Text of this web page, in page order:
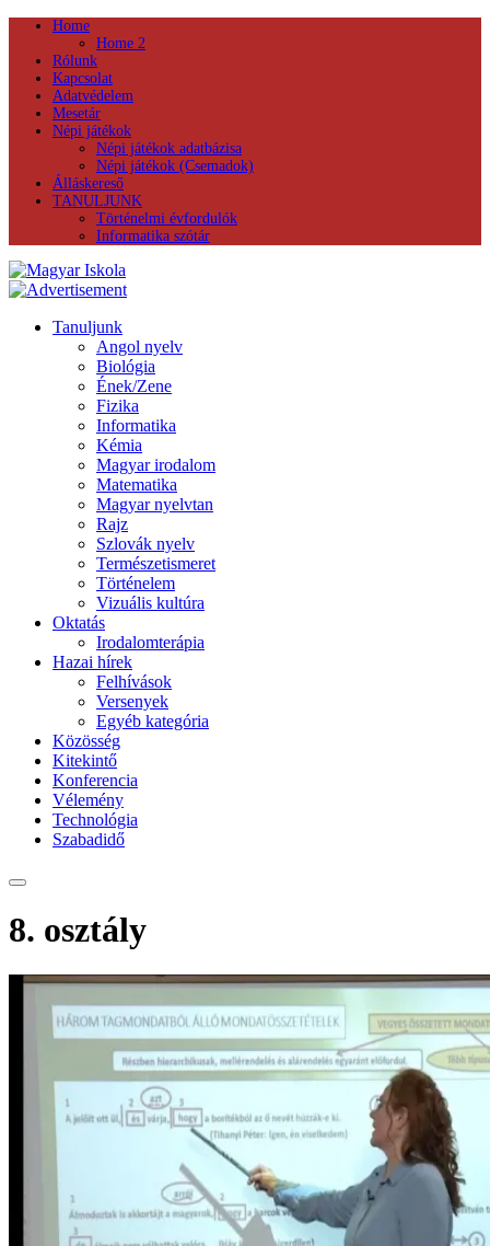
Home
Home 2
Rólunk
Kapcsolat
Adatvédelem
Mesetár
Népi játékok
Népi játékok adatbázisa
Népi játékok (Csemadok)
Álláskereső
TANULJUNK
Történelmi évfordulók
Informatika szótár
Tanuljunk
Angol nyelv
Biológia
Ének/Zene
Fizika
Informatika
Kémia
Magyar irodalom
Matematika
Magyar nyelvtan
Rajz
Szlovák nyelv
Természetismeret
Történelem
Vizuális kultúra
Oktatás
Irodalomterápia
Hazai hírek
Felhívások
Versenyek
Egyéb kategória
Közösség
Kitekintő
Konferencia
Vélemény
Technológia
Szabadidő
8. osztály